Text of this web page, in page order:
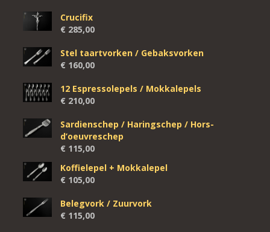
Crucifix
€ 285,00
Stel taartvorken / Gebaksvorken
€ 160,00
12 Espressolepels / Mokkalepels
€ 210,00
Sardienschep / Haringschep / Hors-
d’oeuvreschep
€ 115,00
Koffielepel + Mokkalepel
€ 105,00
Belegvork / Zuurvork
€ 115,00